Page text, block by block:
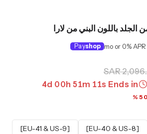
باللون البني من لارا
shop
Pay
SAR
Ends in
4d 00h 51m 10s
[EU-40 & US-8]
[EU-41 & US-9]